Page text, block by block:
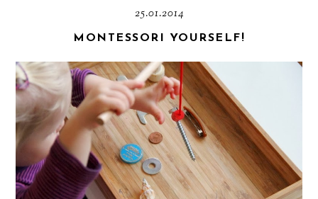
25.01.2014
MONTESSORI YOURSELF!